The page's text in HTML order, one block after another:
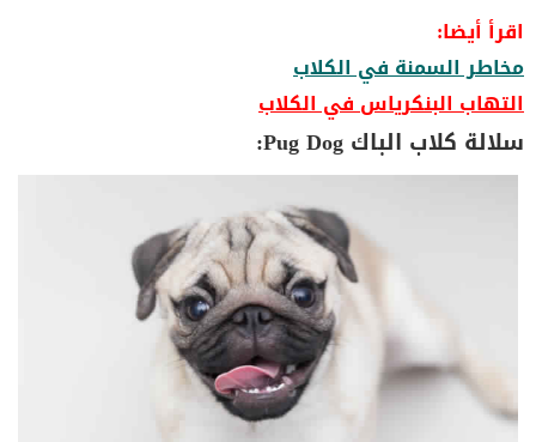
اقرأ أيضا:
مخاطر السمنة في الكلاب
التهاب البنكرياس في الكلاب
سلالة كلاب الباك Pug Dog: